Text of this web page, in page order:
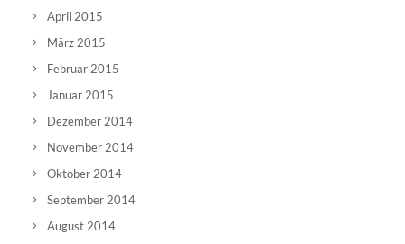
April 2015
März 2015
Februar 2015
Januar 2015
Dezember 2014
November 2014
Oktober 2014
September 2014
August 2014